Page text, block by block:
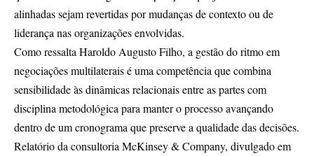
alinhadas sejam revertidas por mudanças de contexto ou de
liderança nas organizações envolvidas.
Como ressalta Haroldo Augusto Filho, a gestão do ritmo em
negociações multilaterais é uma competência que combina
sensibilidade às dinâmicas relacionais entre as partes com
disciplina metodológica para manter o processo avançando
dentro de um cronograma que preserve a qualidade das decisões.
Relatório da consultoria McKinsey & Company, divulgado em